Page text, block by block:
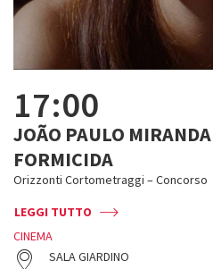
17:00
JOÃO PAULO
FORMICIDA
Orizzonti Cortometraggi – Concorso
LEGGI TUTTO
CINEMA
SALA GIARDINO